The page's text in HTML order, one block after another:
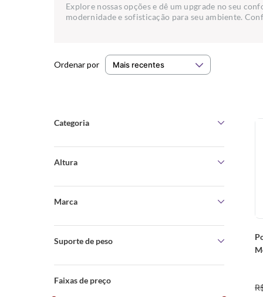
Explore nossas opções e dê um upgrade no seu
modernidade e sofisticação para seu ambiente.
Mais recentes
Categoria
Reclinável(2)
Altura
104 cm(8)
Marca
Prodormir(15)
Suporte de peso
120 Kg por pessoa(15)
Faixas de preço